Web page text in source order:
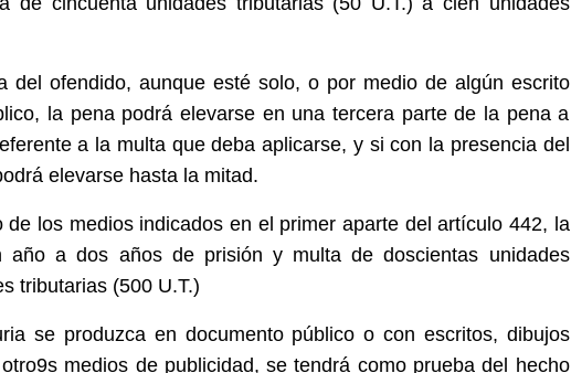
del ofendido, aunque esté solo, o por medio de algún escrito
la pena podrá elevarse en una tercera parte de la pena a
a la multa que deba aplicarse, y si con la presencia del
elevarse hasta la mitad.
los medios indicados en el primer aparte del artículo 442, la
a dos años de prisión y multa de doscientas unidades
tributarias (500 U.T.)
se produzca en documento público o con escritos, dibujos
medios de publicidad, se tendrá como prueba del hecho